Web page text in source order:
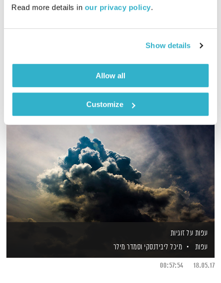
Read more details in our privacy policy.
Show details
Allow all
Customize
איך הפך המחזור הנשי למשהו שצריך להסתיר? ומתי הפך הדם
מאדום לכחול?! מיכל ליבדינסקי וסמדר מילר עפות על המחזור.
עפות על זוגיות
עפות
מיכל ליבידנסקי וסמדר מילר
18.05.17
00:57:54